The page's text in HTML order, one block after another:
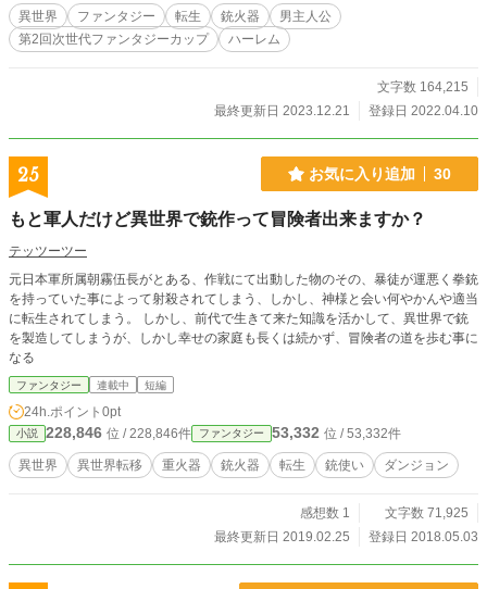
異世界 ファンタジー 転生 銃火器
男主人公
第2回次世代ファンタジーカップ
ハーレム
文字数 164,215
最終更新日 2023.12.21
登録日 2022.04.10
25 お気に入り追加 30
もと軍人だけど異世界で銃作って冒険者出来ますか？
テッツーツー
元日本軍所属朝霧伍長がとある、作戦にて出動した物のその、暴徒が運悪く拳銃
を持っていた事によって射殺されてしまう、しかし、神様と会い何やかんや適当
に転生されてしまう。 しかし、前代で生きて来た知識を活かして、異世界で銃
を製造してしまうが、しかし幸せの家庭も長くは続かず、冒険者の道を歩む事に
なる
ファンタジー 連載中 短編
24h.ポイント 0pt
小説 228,846 位 / 228,846件 ファンタジー 53,332 位 / 53,332件
異世界 異世界転移 重火器 銃火器 転生 銃使い ダンジョン
感想数 1
文字数 71,925
最終更新日 2019.02.25
登録日 2018.05.03